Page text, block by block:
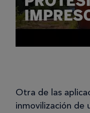
Otra de las
inmovilización de